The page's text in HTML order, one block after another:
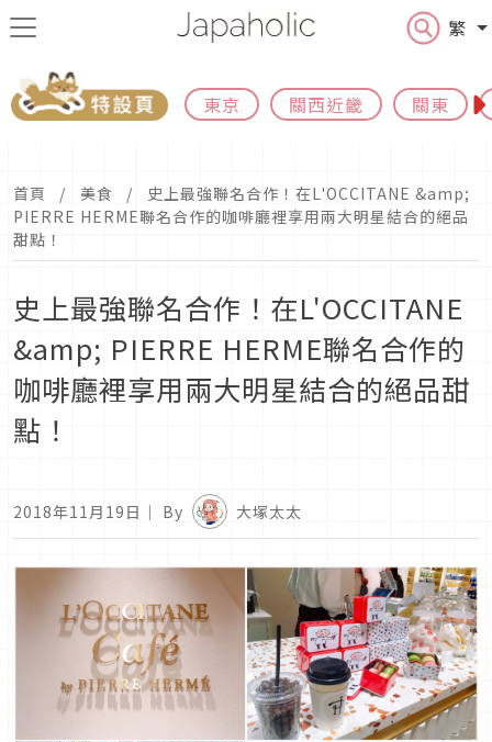
繁
東京 關西近畿 關東
首頁 美食
史上最強聯名合作！在L'OCCITANE &amp;
PIERRE HERME聯名合作的咖啡廳裡享用兩大明星結合的絕品
甜點！
史上最強聯名合作！在L'OCCITANE
&amp; PIERRE HERME聯名合作的
咖啡廳裡享用兩大明星結合的絕品甜
點！
2018年11月19日 ｜ By 大塚太太